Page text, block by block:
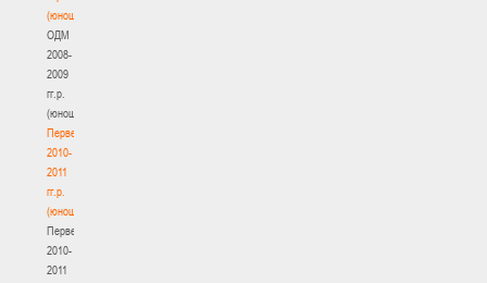
(юноши)
ОДМ
2008-
2009
гг.р.
(юноши)
Первенство
2010-
2011
гг.р.
(юноши)
Первенство
2010-
2011